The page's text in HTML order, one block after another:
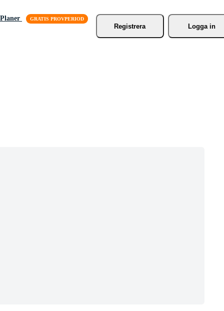
Planer
Registrera
Logga in